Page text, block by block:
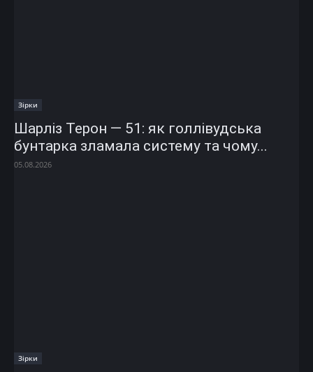
Зірки
Шарліз Терон — 51: як голлівудська
бунтарка зламала систему та чому...
05.08.2026
Зірки